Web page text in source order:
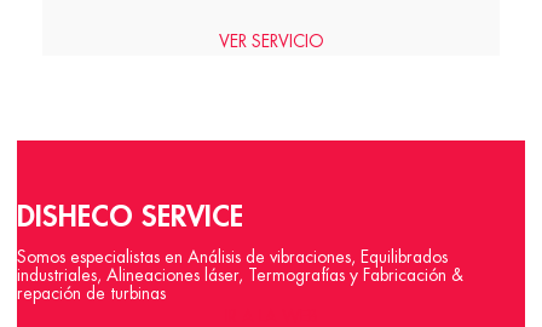
VER SERVICIO
DISHECO SERVICE
Somos especialistas en Análisis de vibraciones, Equilibrados
industriales, Alineaciones láser, Termografías y Fabricación &
repación de turbinas